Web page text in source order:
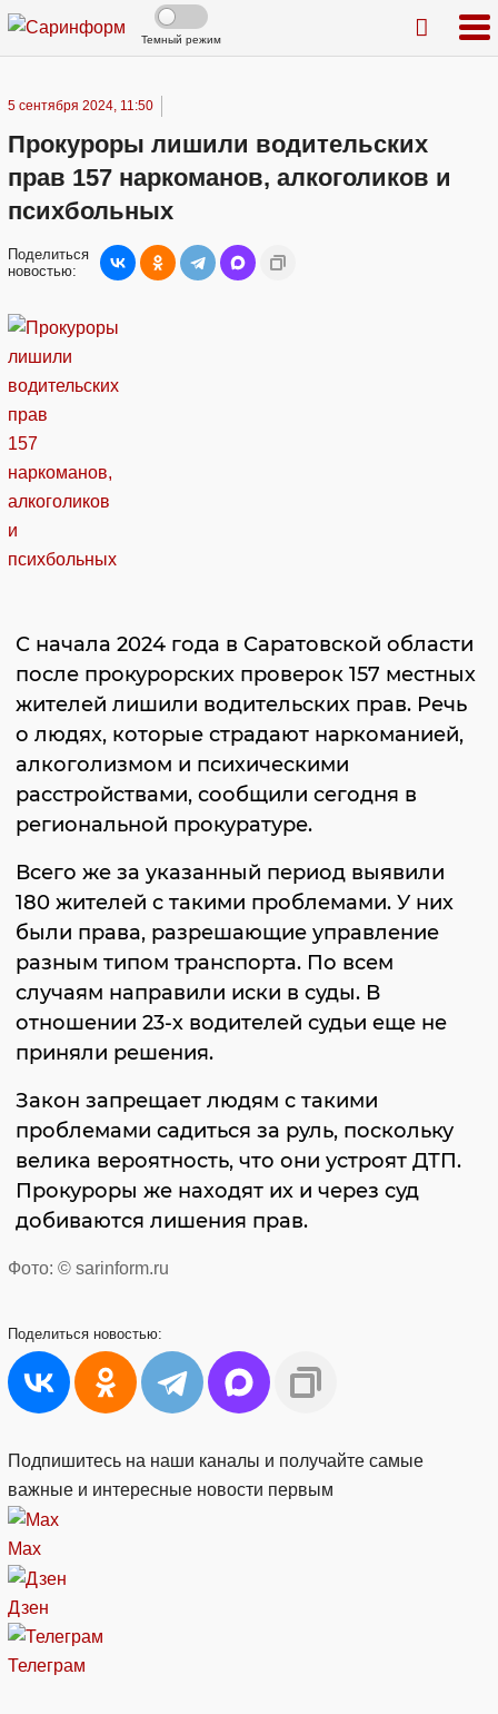
Темный режим
5 сентября 2024, 11:50
Прокуроры лишили водительских
прав 157 наркоманов, алкоголиков и
психбольных
Поделиться
новостью:
С начала 2024 года в Саратовской области
после прокурорских проверок 157 местных
жителей лишили водительских прав. Речь
о людях, которые страдают наркоманией,
алкоголизмом и психическими
расстройствами, сообщили сегодня в
региональной прокуратуре.
Всего же за указанный период выявили
180 жителей с такими проблемами. У них
были права, разрешающие управление
разным типом транспорта. По всем
случаям направили иски в суды. В
отношении 23-х водителей судьи еще не
приняли решения.
Закон запрещает людям с такими
проблемами садиться за руль, поскольку
велика вероятность, что они устроят ДТП.
Прокуроры же находят их и через суд
добиваются лишения прав.
Фото: © sarinform.ru
Поделиться новостью:
Подпишитесь на наши каналы и получайте самые
важные и интересные новости первым
Max
Дзен
Телеграм